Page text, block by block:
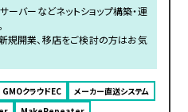
ーバーなどネットショップ構築・運
規開業、移店をご検討の方はお気
GMOクラウドEC
メーカー直送システム